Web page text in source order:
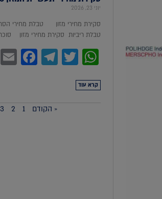
יוני 23, 2026
סקירת מחירי מזון טבלת מחירי
טבלת ריביות סקירת מחירי מזון סוכר מס'5, סוכר מס'
WhatsApp
Twitter
קרא עוד
« הקודם 1
2
3